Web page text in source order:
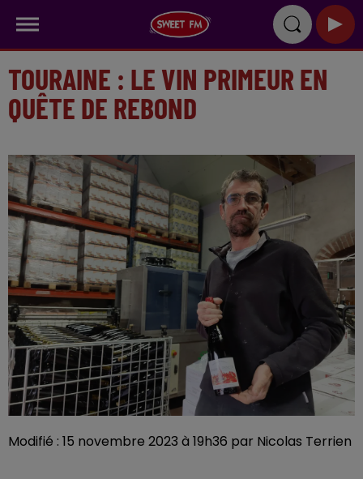
TOURAINE : LE VIN PRIMEUR EN
QUÊTE DE REBOND
Modifié : 15 novembre 2023 à 19h36 par Nicolas Terrien